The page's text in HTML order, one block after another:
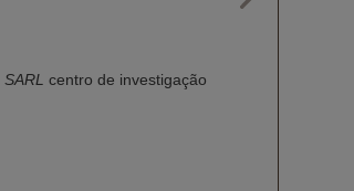
SARL centro de investigação